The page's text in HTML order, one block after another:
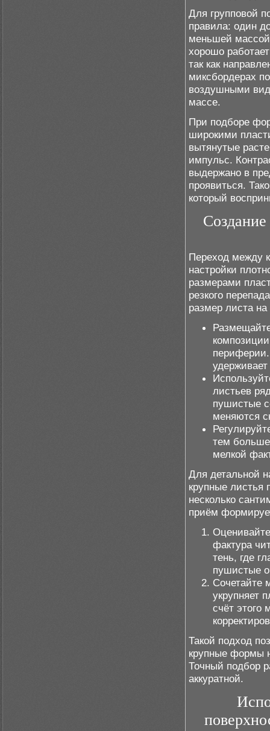
Для групповой
правила: один
меньшей
хорошо
так как
миксбордерах
воздушными
массе.
При подборе
широкими
вытянутые
импульс.
выдержано в
проявиться.
который
Переход между
настройки
размерами
резкого
размер листа
листьев
пушистые
меняются
тем больше
мелкой
Для детальной
крупные листья
несколько
приём
фактура
тень, где
пушистые
Сочетайте
укрупняет
счёт этого
Такой подход
крупные формы
Точный подбор
аккуратной.